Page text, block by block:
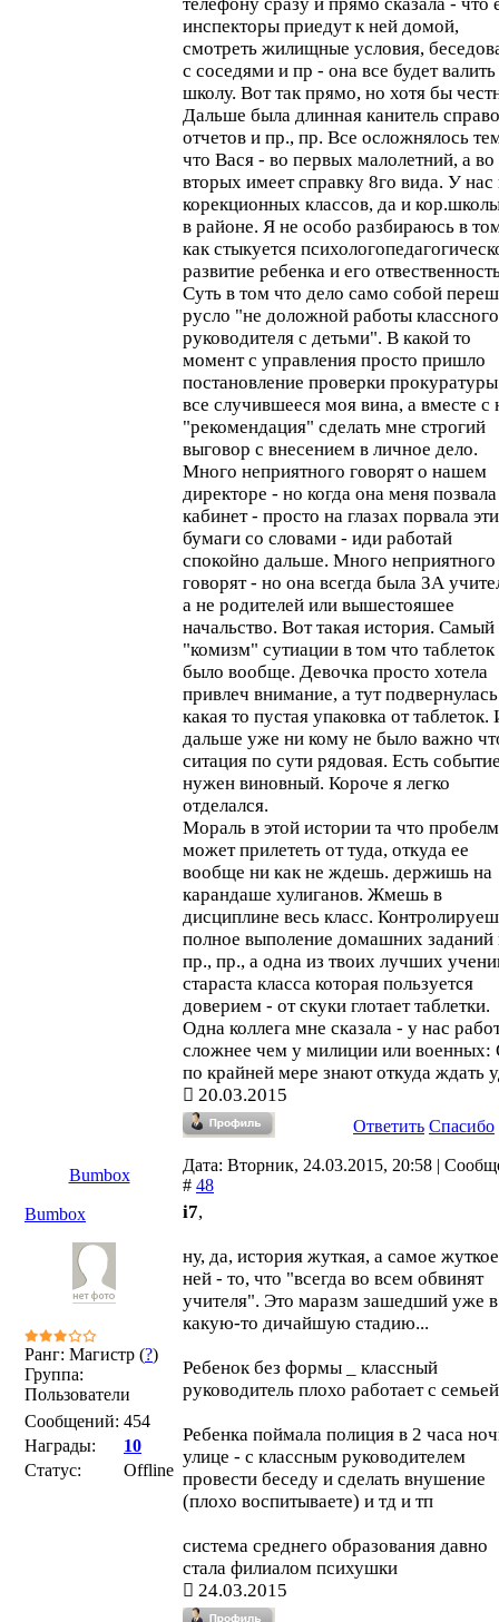
инспекторы приедут к ней домой,
смотреть жилищные условия,
с соседями и пр - она все будет
школу. Вот так прямо, но хотя бы
Дальше была длинная канитель
отчетов и пр., пр. Все осложнялось
что Вася - во первых малолетний, а во
вторых имеет справку 8го вида. У нас
корекционных классов, да и
в районе. Я не особо разбираюсь в
как стыкуется
развитие ребенка и его
Суть в том что дело само собой
русло "не доложной работы классного
руководителя с детьми". В какой то
момент с управления просто пришло
постановление проверки
все случившееся моя вина, а вместе с
"рекомендация" сделать мне строгий
выговор с внесением в личное дело.
Много неприятного говорят о нашем
директоре - но когда она меня
кабинет - просто на глазах порвала
бумаги со словами - иди работай
спокойно дальше. Много неприятного
говорят - но она всегда была ЗА
а не родителей или вышестояшее
начальство. Вот такая история. Самый
"комизм" сутиации в том что таблеток
было вообще. Девочка просто хотела
привлеч внимание, а тут подвернулась
какая то пустая упаковка от таблеток.
дальше уже ни кому не было важно
ситация по сути рядовая. Есть
нужен виновный. Короче я легко
отделался.
Мораль в этой истории та что
может прилететь от туда, откуда ее
вообще ни как не ждешь. держишь на
карандаше хулиганов. Жмешь в
дисциплине весь класс.
полное выполение домашних заданий
пр., пр., а одна из твоих лучших
стараста класса которая пользуется
доверием - от скуки глотает таблетки.
Одна коллега мне сказала - у нас
сложнее чем у милиции или военных:
по крайней мере знают откуда ждать
20.03.2015
Ответить Спасибо
Bumbox
Дата: Вторник, 24.03.2015, 20:58 |
# 48
Bumbox
Ранг: Магистр (?)
Группа:
Пользователи
Сообщений: 454
Награды:
10
Статус:
Offline
i7,
ну, да, история жуткая, а самое
ней - то, что "всегда во всем обвинят
учителя". Это маразм зашедший уже в
какую-то дичайшую стадию...
Ребенок без формы _ классный
руководитель плохо работает с
Ребенка поймала полиция в 2 часа
улице - с классным руководителем
провести беседу и сделать внушение
(плохо воспитываете) и тд и тп
система среднего образования давно
стала филиалом психушки
24.03.2015